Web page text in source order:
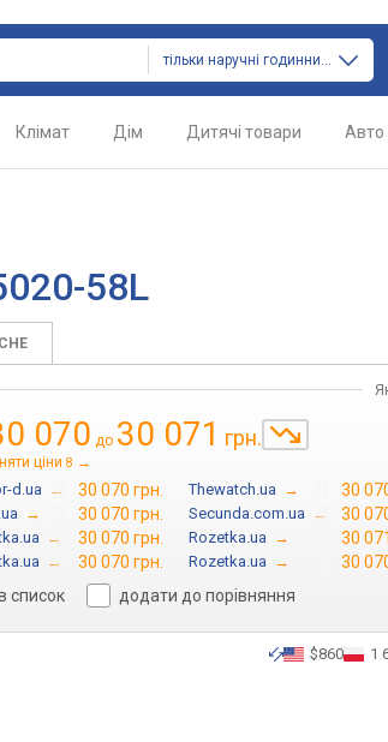
тільки наручні годинники
Клімат Дім Дитячі товари Авто
58L
070 до 30 071 грн.
ціни 8 →
d.ua → 30 070 грн. Thewatch.ua → 30
→ 30 070 грн. Secunda.com.ua → 30
→ 30 070 грн. Rozetka.ua → 30
→ 30 070 грн. Rozetka.ua →
30
список
додати до порівняння
$860 1